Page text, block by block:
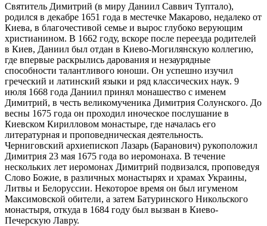
Святитель Димитрий (в миру Даниил Саввич Туптало),
родился в декабре 1651 года в местечке Макарово, недалеко от
Киева, в благочестивой семье и вырос глубоко верующим
христианином. В 1662 году, вскоре после переезда родителей
в Киев, Даниил был отдан в Киево-Могилянскую коллегию,
где впервые раскрылись дарования и незаурядные
способности талантливого юноши. Он успешно изучил
греческий и латинский языки и ряд классических наук. 9
июля 1668 года Даниил принял монашество с именем
Димитрий, в честь великомученика Димитрия Солунского. До
весны 1675 года он проходил иноческое послушание в
Киевском Кирилловом монастыре, где началась его
литературная и проповедническая деятельность.
Черниговский архиепископ Лазарь (Баранович) рукоположил
Димитрия 23 мая 1675 года во иеромонаха. В течение
нескольких лет иеромонах Димитрий подвизался, проповедуя
Слово Божие, в различных монастырях и храмах Украины,
Литвы и Белоруссии. Некоторое время он был игуменом
Максимовской обители, а затем Батуринского Никольского
монастыря, откуда в 1684 году был вызван в Киево-
Печерскую Лавру.